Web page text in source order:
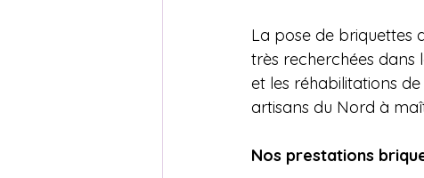
La pose de briquettes
très recherchées dans
et les réhabilitations
artisans du Nord à
Nos prestations